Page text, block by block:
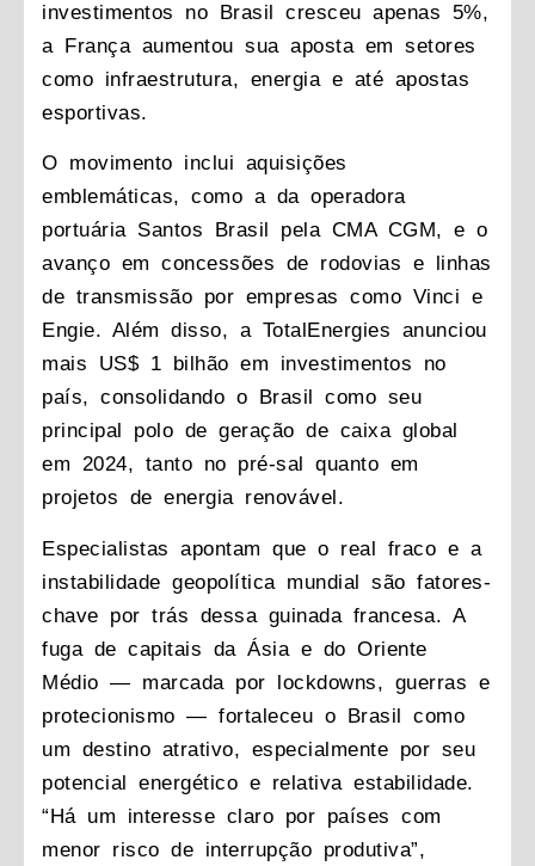
investimentos no Brasil cresceu apenas 5%,
a França aumentou sua aposta em setores
como infraestrutura, energia e até apostas
esportivas.
O movimento inclui aquisições
emblemáticas, como a da operadora
portuária Santos Brasil pela CMA CGM, e o
avanço em concessões de rodovias e linhas
de transmissão por empresas como Vinci e
Engie. Além disso, a TotalEnergies anunciou
mais US$ 1 bilhão em investimentos no
país, consolidando o Brasil como seu
principal polo de geração de caixa global
em 2024, tanto no pré-sal quanto em
projetos de energia renovável.
Especialistas apontam que o real fraco e a
instabilidade geopolítica mundial são fatores-
chave por trás dessa guinada francesa. A
fuga de capitais da Ásia e do Oriente
Médio — marcada por lockdowns, guerras e
protecionismo — fortaleceu o Brasil como
um destino atrativo, especialmente por seu
potencial energético e relativa estabilidade.
“Há um interesse claro por países com
menor risco de interrupção produtiva”,